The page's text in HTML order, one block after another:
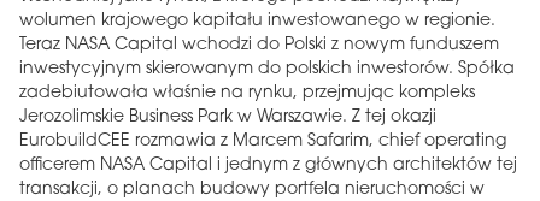
wolumen krajowego kapitału inwestowanego w regionie.
Teraz NASA Capital wchodzi do Polski z nowym funduszem
inwestycyjnym skierowanym do polskich inwestorów. Spółka
zadebiutowała właśnie na rynku, przejmując kompleks
Jerozolimskie Business Park w Warszawie. Z tej okazji
EurobuildCEE rozmawia z Marcem Safarim, chief operating
officerem NASA Capital i jednym z głównych architektów tej
transakcji, o planach budowy portfela nieruchomości w